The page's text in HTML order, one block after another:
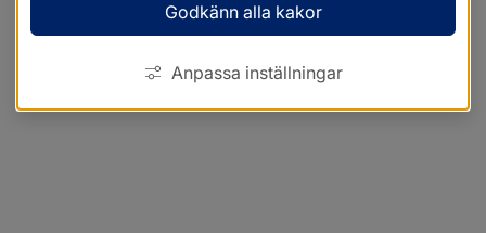
Godkänn alla kakor
Anpassa inställningar